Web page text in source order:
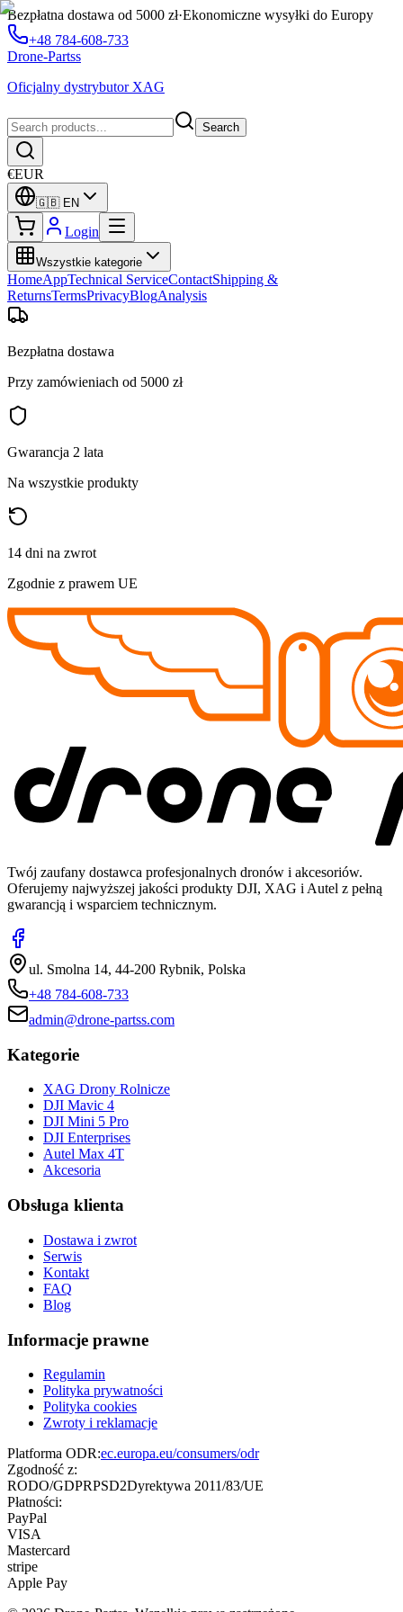
Bezpłatna dostawa od 5000 zł·Ekonomiczne wysyłki do Europy
+48 784-608-733
Drone-Partss
Oficjalny dystrybutor XAG
Search
€EUR
🇬🇧 EN
Login
Wszystkie kategorie
HomeAppTechnical ServiceContactShipping &
ReturnsTermsPrivacyBlogAnalysis
Bezpłatna dostawa
Przy zamówieniach od 5000 zł
Gwarancja 2 lata
Na wszystkie produkty
14 dni na zwrot
Zgodnie z prawem UE
Twój zaufany dostawca profesjonalnych dronów i akcesoriów.
Oferujemy najwyższej jakości produkty DJI, XAG i Autel z pełną
gwarancją i wsparciem technicznym.
ul. Smolna 14, 44-200 Rybnik, Polska
+48 784-608-733
admin@drone-partss.com
Kategorie
XAG Drony Rolnicze
DJI Mavic 4
DJI Mini 5 Pro
DJI Enterprises
Autel Max 4T
Akcesoria
Obsługa klienta
Dostawa i zwrot
Serwis
Kontakt
FAQ
Blog
Informacje prawne
Regulamin
Polityka prywatności
Polityka cookies
Zwroty i reklamacje
Platforma ODR:ec.europa.eu/consumers/odr
Zgodność z:
RODO/GDPRPSD2Dyrektywa 2011/83/UE
Płatności:
PayPal
VISA
Mastercard
stripe
Apple Pay